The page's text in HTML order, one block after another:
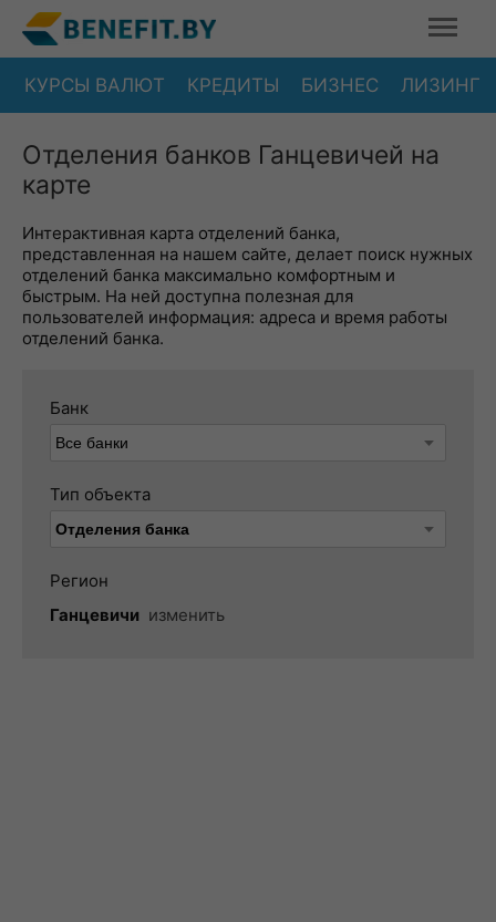
КУРСЫ ВАЛЮТ КРЕДИТЫ БИЗНЕС ЛИЗИНГ
Отделения банков Ганцевичей на
карте
Интерактивная карта отделений банка,
представленная на нашем сайте, делает поиск нужных
отделений банка максимально комфортным и
быстрым. На ней доступна полезная для
пользователей информация: адреса и время работы
отделений банка.
Банк
Тип объекта
Регион
Ганцевичи изменить